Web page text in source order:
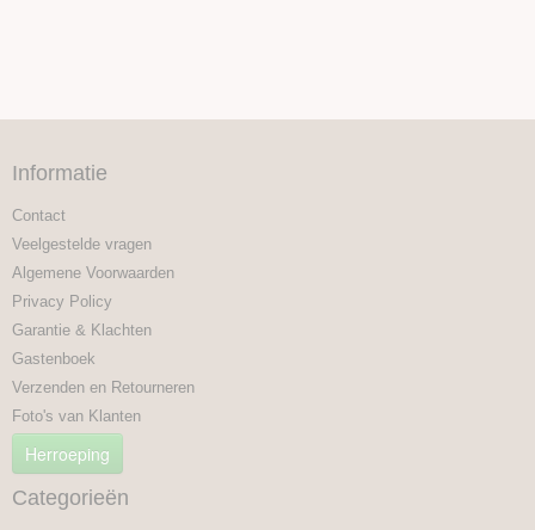
Informatie
Contact
Veelgestelde vragen
Algemene Voorwaarden
Privacy Policy
Garantie & Klachten
Gastenboek
Verzenden en Retourneren
Foto's van Klanten
Herroeping
Categorieën